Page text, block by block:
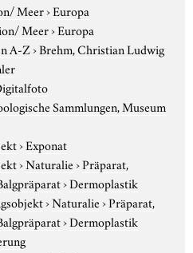
Meer›Europa
Meer›Europa
A-Z›Brehm, Christian Ludwig
Sammlungen, Museum
›Exponat
›Naturalie›Präparat,
›Dermoplastik
›Naturalie›Präparat,
›Dermoplastik